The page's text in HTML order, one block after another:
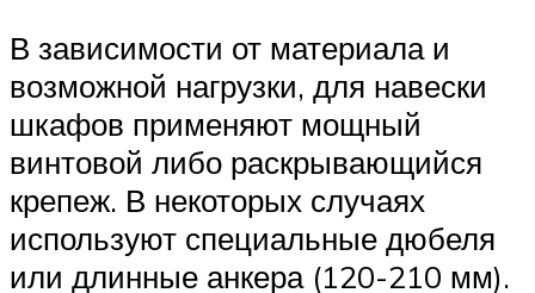
В зависимости от материала и
возможной нагрузки, для навески
шкафов применяют мощный
винтовой либо раскрывающийся
крепеж. В некоторых случаях
используют специальные дюбеля
или длинные анкера (120-210 мм).